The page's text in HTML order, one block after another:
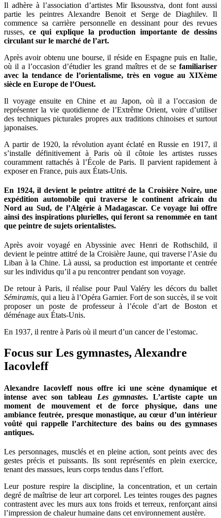
Il adhère à l’association d’artistes Mir Iksousstva, dont font aussi
partie les peintres Alexandre Benoit et Serge de Diaghilev. Il
commence sa carrière personnelle en dessinant pour des revues
russes, ce qui explique la production importante de dessins
circulant sur le marché de l’art.
Après avoir obtenu une bourse, il réside en Espagne puis en Italie,
où il a l’occasion d’étudier les grand maîtres et de se familiariser
avec la tendance de l’orientalisme, très en vogue au XIXème
siècle en Europe de l’Ouest.
Il voyage ensuite en Chine et au Japon, où il a l’occasion de
représenter la vie quotidienne de l’Extrême Orient, voire d’utiliser
des techniques picturales propres aux traditions chinoises et surtout
japonaises.
A partir de 1920, la révolution ayant éclaté en Russie en 1917, il
s’installe définitivement à Paris où il côtoie les artistes russes
couramment rattachés à l’École de Paris. Il parvient rapidement à
exposer en France, puis aux États-Unis.
En 1924, il devient lepeintre attitré de la Croisière Noire, une
expédition automobile qui traverse le continent africain du
Nord au Sud, de l’Algérie à Madagascar. Ce voyage lui offre
ainsi des inspirations plurielles, qui feront sa renommée en tant
que peintre de sujets orientalistes.
Après avoir voyagé en Abyssinie avec Henri de Rothschild, il
devient le peintre attitré de la Croisière Jaune, qui traverse l’Asie du
Liban à la Chine. Là aussi, sa production est importante et centrée
sur les individus qu’il a pu rencontrer pendant son voyage.
De retour à Paris, il réalise pour Paul Valéry les décors du ballet
Sémiramis, qui a lieu à l’Opéra Garnier. Fort de son succès, il se voit
proposer un poste de professeur à l’école d’art de Boston et
déménage aux États-Unis.
En 1937, il rentre à Paris où il meurt d’un cancer de l’estomac.
Focus sur Les gymnastes, Alexandre
Iacovleff
Alexandre Iacovleff nous offre ici une scène dynamique et
intense avec son tableau Les gymnastes. L’artiste capte un
moment de mouvement et de force physique, dans une
ambiance feutrée, presque monastique, au cœur d’un intérieur
voûté qui rappelle l’architecture des bains ou des gymnases
antiques.
Les personnages, musclés et en pleine action, sont peints avec des
gestes précis et puissants. Ils sont représentés en plein exercice,
tenant des massues, leurs corps tendus dans l’effort.
Leur posture respire la discipline, la concentration, et un certain
degré de maîtrise de leur art corporel. Les teintes rouges des pagnes
contrastent avec les murs aux tons froids et terreux, renforçant ainsi
l’impression de chaleur humaine dans cet environnement austère.